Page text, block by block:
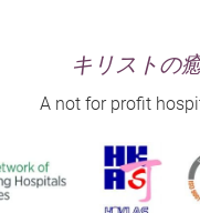
キリストの
A not for profit